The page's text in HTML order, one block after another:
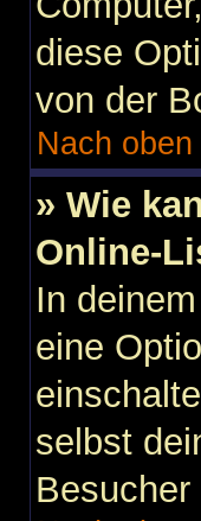
diese
von der
Nach oben
» Wie
Online-
In
eine
selbst
Besucher